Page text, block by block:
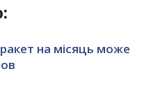
на місяць може